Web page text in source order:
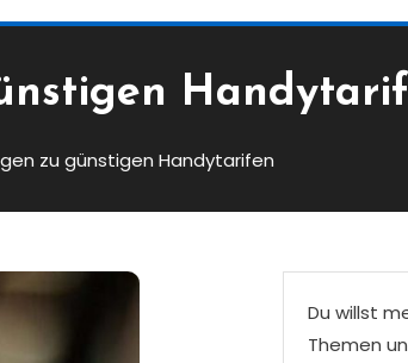
zu günstigen Handytarifen
Du willst
Themen